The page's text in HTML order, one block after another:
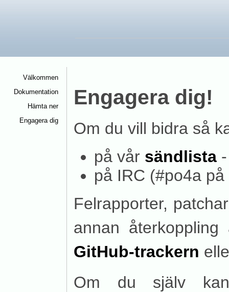
Välkommen
Dokumentation
Hämta ner<
Engagera dig
Engagera dig!
Om du vill bidra så
på vår sändlista
på IRC (#po4a
Felrapporter,
annan
GitHub-trackern
Om du själv